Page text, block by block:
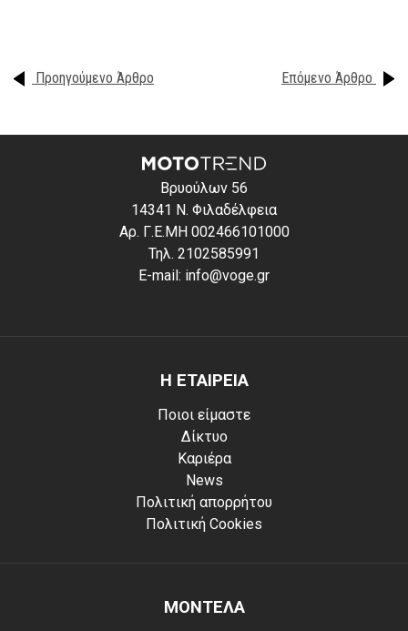
Προηγούμενο Άρθρο Επόμενο Άρθρο
Βρυούλων 56
14341 Ν. Φιλαδέλφεια
Αρ. Γ.Ε.ΜΗ 002466101000
Τηλ. 2102585991
E-mail: info@voge.gr
Η ΕΤΑΙΡΕΙΑ
Ποιοι είμαστε
Δίκτυο
Καριέρα
News
Πολιτική απορρήτου
Πολιτική Cookies
ΜΟΝΤΕΛΑ